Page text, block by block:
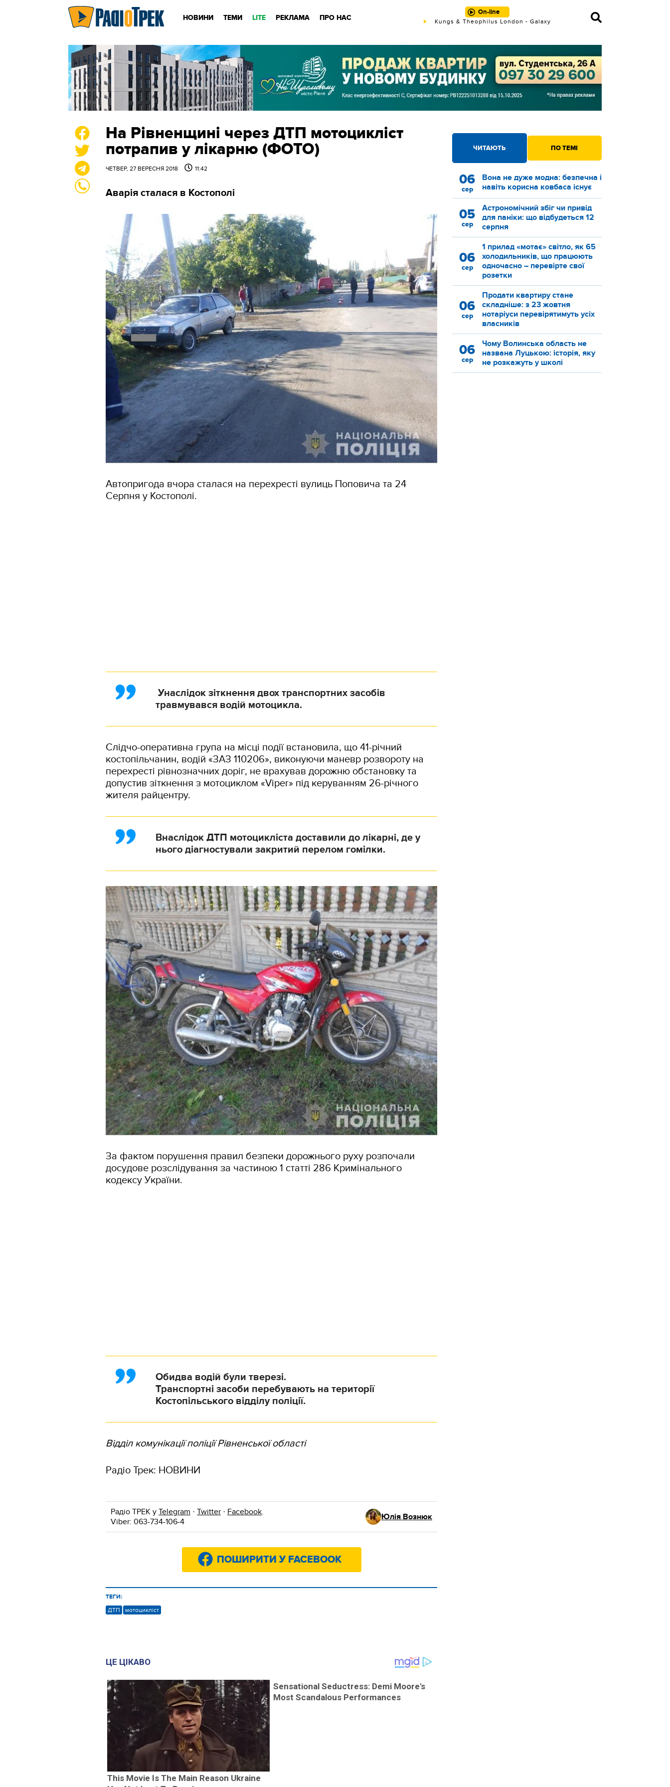
НОВИНИ ТЕМИ LITE РЕКЛАМА ПРО НАС
On-line
Kungs & Theophilus London - Galaxy
На Рівненщині через ДТП мотоцикліст
потрапив у лікарню (ФОТО)
ЧЕТВЕР, 27 ВЕРЕСНЯ 2018 11:42
Аварія сталася в Костополі
Автопригода вчора сталася на перехресті вулиць Поповича та 24
Серпня у Костополі.
Унаслідок зіткнення двох транспортних засобів
травмувався водій мотоцикла.
Слідчо-оперативна група на місці події встановила, що 41-річний
костопільчанин, водій «ЗАЗ 110206», виконуючи маневр розвороту на
перехресті рівнозначних доріг, не врахував дорожню обстановку та
допустив зіткнення з мотоциклом «Viper» під керуванням 26-річного
жителя райцентру.
Внаслідок ДТП мотоцикліста доставили до лікарні, де у
нього діагностували закритий перелом гомілки.
За фактом порушення правил безпеки дорожнього руху розпочали
досудове розслідування за частиною 1 статті 286 Кримінального
кодексу України.
Обидва водій були тверезі.
Транспортні засоби перебувають на території
Костопільського відділу поліції.
Відділ комунікації поліції Рівненської області
Радіо Трек: НОВИНИ
Радіо ТРЕК у Telegram · Twitter · Facebook.
Viber: 063-734-106-4
Юлія Вознюк
ПОШИРИТИ У FACEBOOK
ТЕГИ:
ДТП мотоцикліст
ЧИТАЮТЬ ПО ТЕМІ
06
сер
Вона не дуже модна: безпечна і
навіть корисна ковбаса існує
05
сер
Астрономічний збіг чи привід
для паніки: що відбудеться 12
серпня
06
сер
1 прилад «мотає» світло, як 65
холодильників, що працюють
одночасно – перевірте свої
розетки
06
сер
Продати квартиру стане
складніше: з 23 жовтня
нотаріуси перевірятимуть усіх
власників
06
сер
Чому Волинська область не
названа Луцькою: історія, яку
не розкажуть у школі
ЦЕ ЦІКАВО
This Movie Is The Main Reason Ukraine
Sensational Seductress: Demi Moore's
Most Scandalous Performances